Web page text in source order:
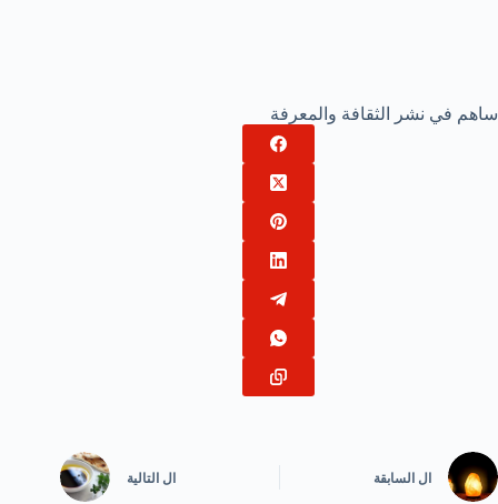
ساهم في نشر الثقافة والمعرفة
ال السابقة ال التالية